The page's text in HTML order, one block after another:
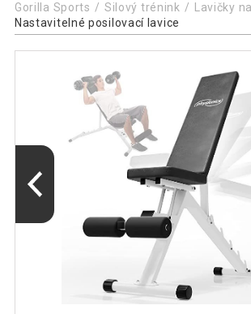
Gorilla Sports Silový trénink
Lavičky
Nastavitelné posilovací lavice